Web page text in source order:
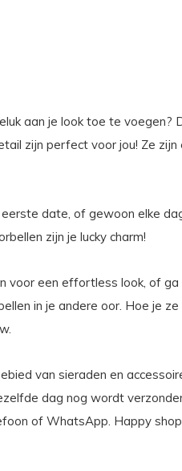
aan je look toe te voegen?
zijn perfect voor jou! Ze zijn
date, of gewoon elke
zijn je lucky charm!
voor een effortless look, of ga
in je andere oor. Hoe je ze
van sieraden en
dag nog wordt
of WhatsApp. Happy